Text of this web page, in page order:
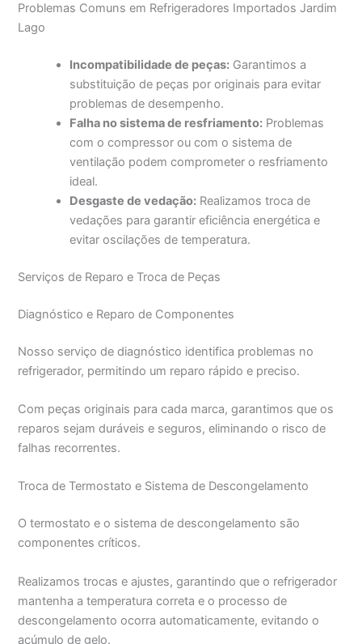
Problemas Comuns em Refrigeradores Importados Jardim
Lago
Incompatibilidade de peças: Garantimos a
substituição de peças por originais para evitar
problemas de desempenho.
Falha no sistema de resfriamento: Problemas
com o compressor ou com o sistema de
ventilação podem comprometer o resfriamento
ideal.
Desgaste de vedação: Realizamos troca de
vedações para garantir eficiência energética e
evitar oscilações de temperatura.
Serviços de Reparo e Troca de Peças
Diagnóstico e Reparo de Componentes
Nosso serviço de diagnóstico identifica problemas no
refrigerador, permitindo um reparo rápido e preciso.
Com peças originais para cada marca, garantimos que os
reparos sejam duráveis e seguros, eliminando o risco de
falhas recorrentes.
Troca de Termostato e Sistema de Descongelamento
O termostato e o sistema de descongelamento são
componentes críticos.
Realizamos trocas e ajustes, garantindo que o refrigerador
mantenha a temperatura correta e o processo de
descongelamento ocorra automaticamente, evitando o
acúmulo de gelo.